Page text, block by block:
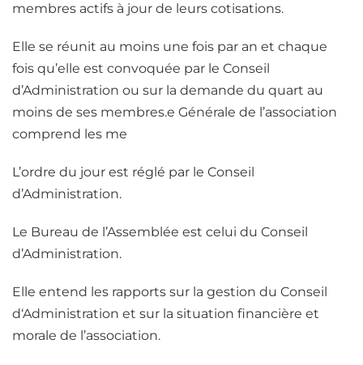
membres actifs à jour de leurs cotisations.
Elle se réunit au moins une fois par an et chaque
fois qu’elle est convoquée par le Conseil
d’Administration ou sur la demande du quart au
moins de ses membres.e Générale de l’association
comprend les me
L’ordre du jour est réglé par le Conseil
d’Administration.
Le Bureau de l’Assemblée est celui du Conseil
d’Administration.
Elle entend les rapports sur la gestion du Conseil
d‘Administration et sur la situation financière et
morale de l’association.